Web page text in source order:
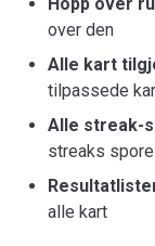
over den
Alle kart
tilpassede
Alle streak-
streaks
alle kart